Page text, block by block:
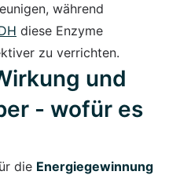
während
diese Enzyme
zu verrichten.
und
- wofür es
die Energiegewinnung